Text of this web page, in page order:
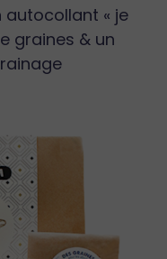
autocollant « je
graines & un